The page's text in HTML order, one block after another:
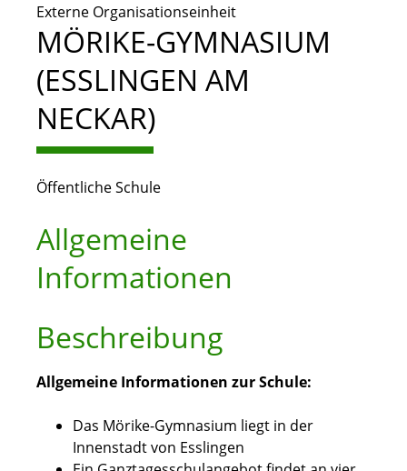
Externe Organisationseinheit
MÖRIKE-GYMNASIUM
(ESSLINGEN AM
NECKAR)
Öffentliche Schule
Allgemeine
Informationen
Beschreibung
Allgemeine Informationen zur Schule:
Das Mörike-Gymnasium liegt in der
Innenstadt von Esslingen